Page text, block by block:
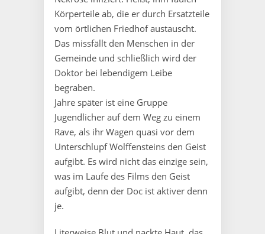
Körperteile ab, die er durch Ersatzteile
vom örtlichen Friedhof austauscht.
Das missfällt den Menschen in der
Gemeinde und schließlich wird der
Doktor bei lebendigem Leibe
begraben.
Jahre später ist eine Gruppe
Jugendlicher auf dem Weg zu einem
Rave, als ihr Wagen quasi vor dem
Unterschlupf Wolffensteins den Geist
aufgibt. Es wird nicht das einzige sein,
was im Laufe des Films den Geist
aufgibt, denn der Doc ist aktiver denn
je.